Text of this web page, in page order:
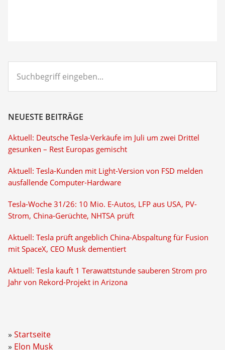
eingeben...
NEUESTE BEITRÄGE
Aktuell: Deutsche Tesla-Verkäufe im Juli um zwei Drittel
gesunken – Rest Europas gemischt
Aktuell: Tesla-Kunden mit Light-Version von FSD melden
ausfallende Computer-Hardware
Tesla-Woche 31/26: 10 Mio. E-Autos, LFP aus USA, PV-
Strom, China-Gerüchte, NHTSA prüft
Aktuell: Tesla prüft angeblich China-Abspaltung für Fusion
mit SpaceX, CEO Musk dementiert
Aktuell: Tesla kauft 1 Terawattstunde sauberen Strom pro
Jahr von Rekord-Projekt in Arizona
Startseite
Elon Musk